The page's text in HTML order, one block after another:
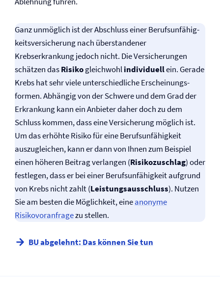
Ganz unmöglich ist der Abschluss einer Be­rufs­un­fähig­
keits­ver­sicher­ung nach überstandener
Krebserkrankung jedoch nicht. Die Versicherungen
schätzen dasRisikogleichwohlindividuellein. Gerade
Krebs hat sehr viele unterschiedliche Er­scheinungs­
formen. Abhängig von der Schwere und dem Grad der
Erkrankung kann ein Anbieter daher doch zu dem
Schluss kommen, dass eine Versicherung möglich ist.
Um das erhöhte Risiko für eine Berufs­unfähigkeit
auszugleichen, kann er dann von Ihnen zum Beispiel
einen höheren Beitrag verlangen (Risikozuschlag) oder
festlegen, dass er bei einer Berufs­unfähigkeit aufgrund
von Krebs nicht zahlt (Leistungsausschluss). Nutzen
Sie am besten die Möglichkeit, eineanonyme
Risikovoranfragezu stellen.
BU abgelehnt: Das können Sie tun